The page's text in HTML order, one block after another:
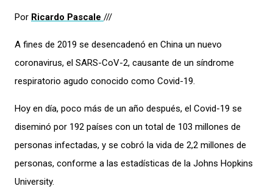
Por Ricardo Pascale ///
A fines de 2019 se desencadenó en China un nuevo
coronavirus, el SARS-CoV-2, causante de un síndrome
respiratorio agudo conocido como Covid-19.
Hoy en día, poco más de un año después, el Covid-19 se
diseminó por 192 países con un total de 103 millones de
personas infectadas, y se cobró la vida de 2,2 millones de
personas, conforme a las estadísticas de la Johns Hopkins
University.